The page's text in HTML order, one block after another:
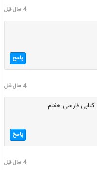
4 سال قبل
پاسخ
4 سال قبل
کتابی فارسی هفتم
پاسخ
4 سال قبل